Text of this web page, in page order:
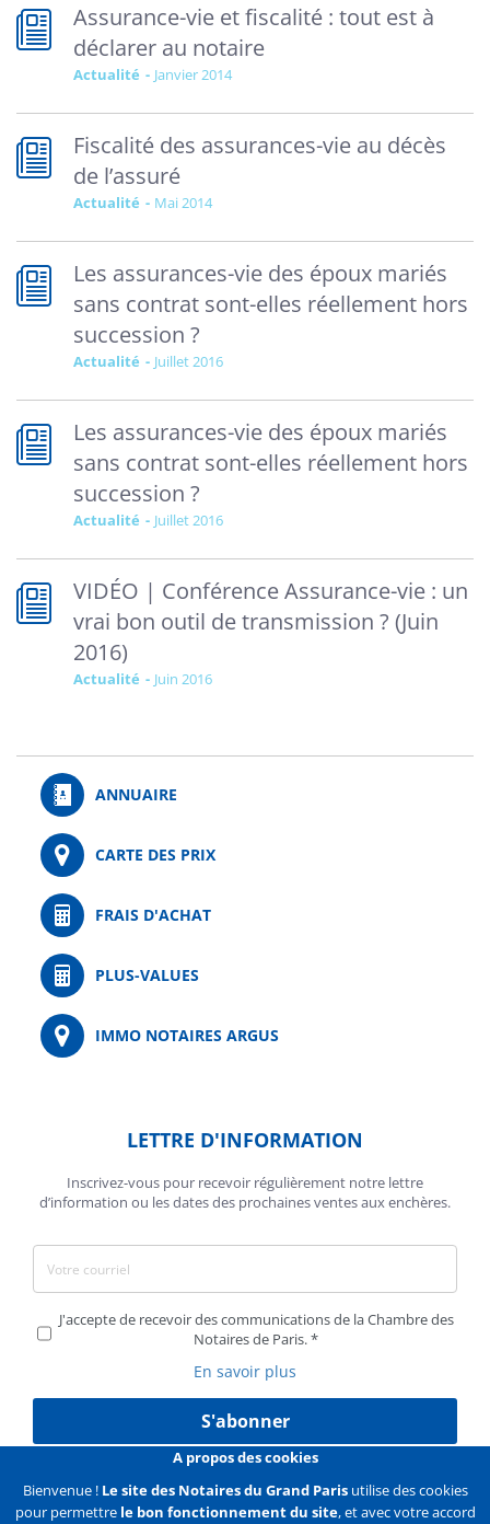
Assurance-vie et fiscalité : tout est à
déclarer au notaire
Actualité janvier 2014
Fiscalité des assurances-vie au décès
de l’assuré
Actualité mai 2014
Les assurances-vie des époux mariés
sans contrat sont-elles réellement hors
succession ?
Actualité juillet 2016
Les assurances-vie des époux mariés
sans contrat sont-elles réellement hors
succession ?
Actualité juillet 2016
VIDÉO | Conférence Assurance-vie : un
vrai bon outil de transmission ? (Juin
2016)
Actualité juin 2016
ANNUAIRE
CARTE DES PRIX
FRAIS D'ACHAT
PLUS-VALUES
IMMO NOTAIRES ARGUS
LETTRE D'INFORMATION
Inscrivez-vous pour recevoir régulièrement notre lettre
d’information ou les dates des prochaines ventes aux enchères.
J'accepte de recevoir des communications de la Chambre des
Notaires de Paris.
En savoir plus
S'abonner
A propos des cookies
Bienvenue ! Le site des Notaires du Grand Parisutilise des cookies
pour permettre le bon fonctionnement du site, et avec votre accord